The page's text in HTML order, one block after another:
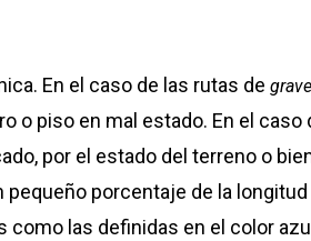
En el caso de las rutas de
piso en mal estado. En el caso
por el estado del terreno o
porcentaje de la longitud
las definidas en el color